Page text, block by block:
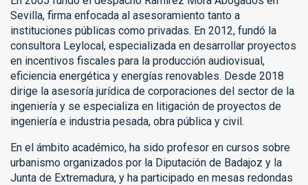
Sevilla, firma enfocada al asesoramiento tanto a
instituciones públicas como privadas. En 2012, fundó la
consultora Leylocal, especializada en desarrollar proyectos
en incentivos fiscales para la producción audiovisual,
eficiencia energética y energías renovables. Desde 2018
dirige la asesoría jurídica de corporaciones del sector de la
ingeniería y se especializa en litigación de proyectos de
ingeniería e industria pesada, obra pública y civil.
En el ámbito académico, ha sido profesor en cursos sobre
urbanismo organizados por la Diputación de Badajoz y la
Junta de Extremadura, y ha participado en mesas redondas